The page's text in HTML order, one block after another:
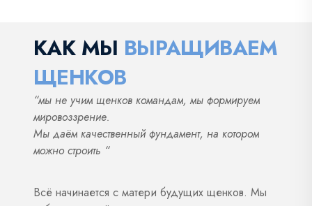
КАК МЫ ВЫРАЩИВАЕМ
ЩЕНКОВ
“мы не учим щенков командам, мы формируем
мировоззрение.
Мы даём качественный фундамент, на котором
можно строить “
Всё начинается с матери будущих щенков. Мы